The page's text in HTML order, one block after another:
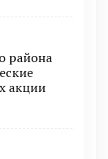
района
акции